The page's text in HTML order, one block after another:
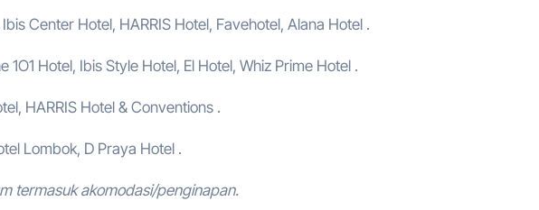
Center Hotel, HARRIS Hotel, Favehotel, Alana Hotel .
1O1 Hotel, Ibis Style Hotel, El Hotel, Whiz Prime Hotel .
HARRIS Hotel & Conventions .
Lombok, D Praya Hotel .
termasuk akomodasi/penginapan.